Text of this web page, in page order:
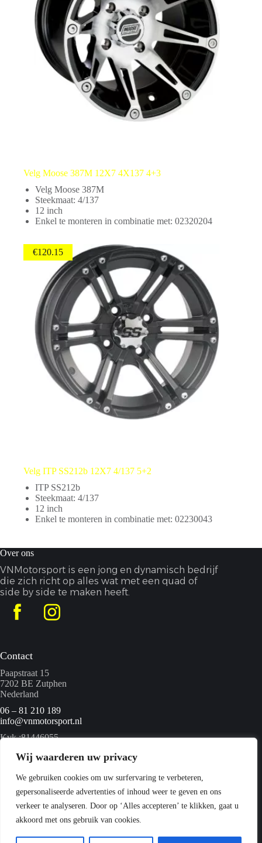
Wij waarderen uw privacy
We gebruiken cookies om uw surfervaring te verbeteren,
gepersonaliseerde advertenties of inhoud weer te geven en ons
verkeer te analyseren. Door op ‘Alles accepteren’ te klikken, gaat u
akkoord met ons gebruik van cookies.
Velg Moose 387M 12X7 4X137 4+3
Velg Moose 387M
Steekmaat: 4/137
12 inch
Enkel te monteren in combinatie met: 02320204
Velg ITP SS212b 12X7 4/137 5+2
€120.15
ITP SS212b
Steekmaat: 4/137
12 inch
Enkel te monteren in combinatie met: 02230043
Over ons
VNMotorsport is een jong en dynamisch bedrijf
die zich richt op alles wat met een quad of
side by side te maken heeft.
Contact
Paapstraat 15
7202 BE Zutphen
Nederland
06 – 81 210 189
info@vnmotorsport.nl
Kvk :81446055
Menu
Home
Quads
Over ons